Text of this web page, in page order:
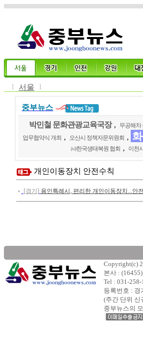
l 서울 l
중부뉴스
박민철 문화관광교육국장 , 무공해차
업무협약식 개최 , 오산시 정책자문위원회 ,
㈔한국생태복원 협회 , 이천
개인이동장치 안전수칙
[경기] 용인특례시, 편리한 개인이동장치...안
Copyright(c)
본사 :
Tel : 031-
등록번호 : 경
(주간 단위 신
중부뉴스의